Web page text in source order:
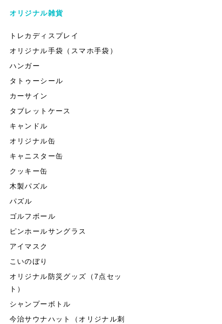
オリジナル雑貨
トレカディスプレイ
オリジナル手袋（スマホ手袋）
ハンガー
タトゥーシール
カーサイン
タブレットケース
キャンドル
オリジナル缶
キャニスター缶
クッキー缶
木製パズル
パズル
ゴルフボール
ピンホールサングラス
アイマスク
こいのぼり
オリジナル防災グッズ（7点セッ
ト）
シャンプーボトル
今治サウナハット（オリジナル刺